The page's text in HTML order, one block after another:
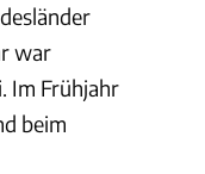
war
Im Frühjahr
beim